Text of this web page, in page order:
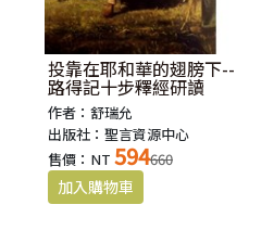
投靠在耶和華的翅膀下--
路得記十步釋經研讀
作者：舒瑞允
出版社：聖言資源中心
售價：NT 594660